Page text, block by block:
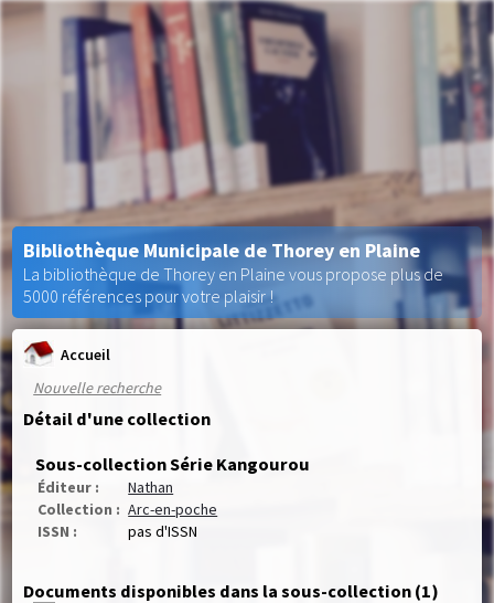
Accueil
Nouvelle recherche
Détail d'une collection
Sous-collection Série Kangourou
Éditeur :
Nathan
Collection : Arc-en-poche
ISSN :
pas d'ISSN
Documents disponibles dans la sous-collection (1)
Bibliothèque Municipale de Thorey en Plaine
La bibliothèque de Thorey en Plaine vous propose plus de
5000 références pour votre plaisir !